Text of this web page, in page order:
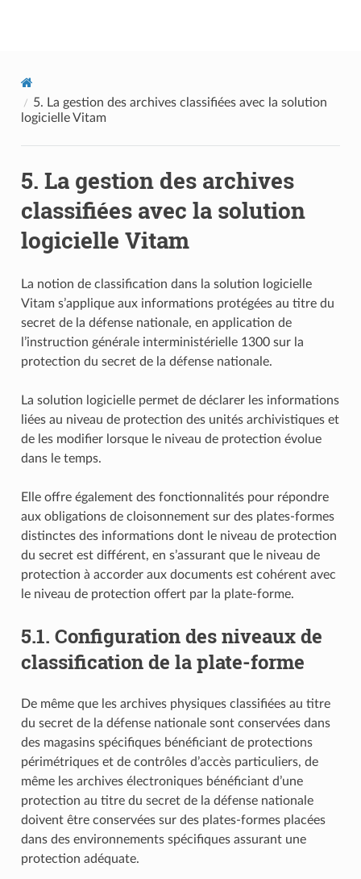
5. La gestion des archives classifiées avec la solution
logicielle Vitam
5. La gestion des archives
classifiées avec la solution
logicielle Vitam
La notion de classification dans la solution logicielle
Vitam s’applique aux informations protégées au titre du
secret de la défense nationale, en application de
l’instruction générale interministérielle 1300 sur la
protection du secret de la défense nationale.
La solution logicielle permet de déclarer les informations
liées au niveau de protection des unités archivistiques et
de les modifier lorsque le niveau de protection évolue
dans le temps.
Elle offre également des fonctionnalités pour répondre
aux obligations de cloisonnement sur des plates-formes
distinctes des informations dont le niveau de protection
du secret est différent, en s’assurant que le niveau de
protection à accorder aux documents est cohérent avec
le niveau de protection offert par la plate-forme.
5.1. Configuration des niveaux de
classification de la plate-forme
De même que les archives physiques classifiées au titre
du secret de la défense nationale sont conservées dans
des magasins spécifiques bénéficiant de protections
périmétriques et de contrôles d’accès particuliers, de
même les archives électroniques bénéficiant d’une
protection au titre du secret de la défense nationale
doivent être conservées sur des plates-formes placées
dans des environnements spécifiques assurant une
protection adéquate.